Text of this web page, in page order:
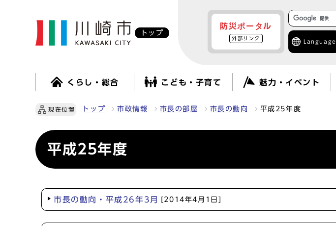
トップ
防災ポータル
外部リンク
Language
くらし・総合 こども・子育て 魅力・イベント
現在位置 トップ 市政情報 市長の部屋 市長の動向 平成25年度
平成25年度
市長の動向・平成26年3月 [2014年4月1日]